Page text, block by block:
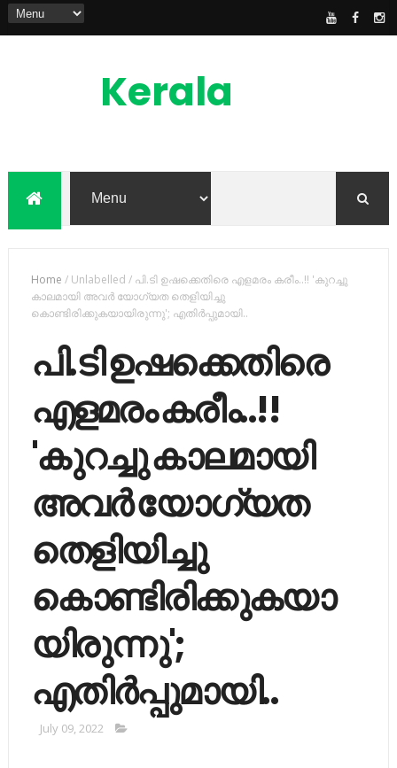
Kerala
Feed
Home /Unlabelled / പി.ടി ഉഷക്കെതിരെ എളമരം കരീം..!! 'കുറച്ചു
കാലമായി അവര്‍ യോഗ്യത തെളിയിച്ചു
കൊണ്ടിരിക്കുകയായിരുന്നു'; എതിര്‍പ്പുമായി..
പി.ടി ഉഷക്കെതിരെ
എളമരം കരീം..!!
'കുറച്ചു കാലമായി
അവര്‍ യോഗ്യത
തെളിയിച്ചു
കൊണ്ടിരിക്കുകയാ
യിരുന്നു';
എതിര്‍പ്പുമായി..
July 09, 2022